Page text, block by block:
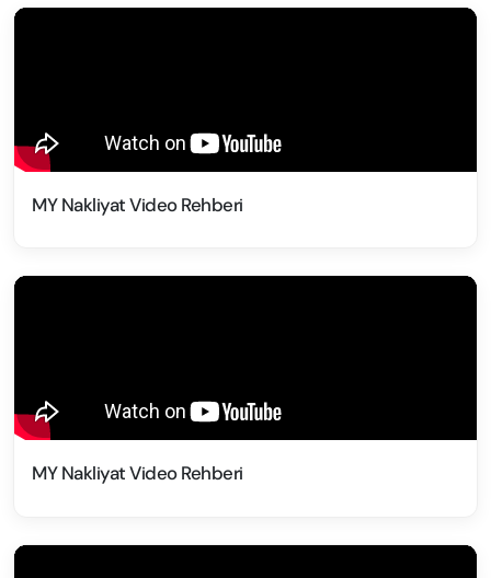
MY Nakliyat Video Rehberi
MY Nakliyat Video Rehberi